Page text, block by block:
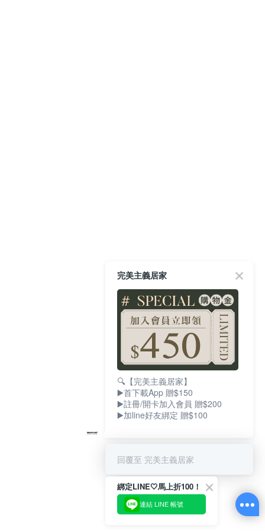
完美主義居家
🔍【完美主義居家】
▶️首下載App 贈$150
▶️註冊/開卡加入會員 贈$200
▶️加line好友綁定 贈$100
回覆至 完美主義居家
綁定LINE🤍馬上折100！
連結 LINE 帳號